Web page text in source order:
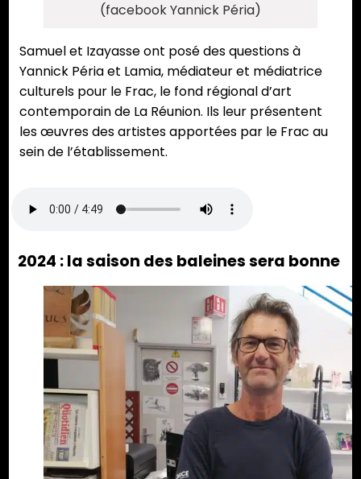
(facebook Yannick Péria)
Samuel et Izayasse ont posé des questions à
Yannick Péria et Lamia, médiateur et médiatrice
culturels pour le Frac, le fond régional d’art
contemporain de La Réunion. Ils leur présentent
les œuvres des artistes apportées par le Frac au
sein de l’établissement.
2024 : la saison des baleines sera bonne